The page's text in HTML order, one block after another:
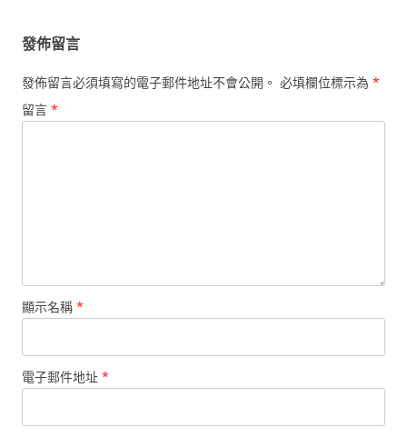
發佈留言
發佈留言必須填寫的電子郵件地址不會公開。 必填欄位標示為 *
留言 *
顯示名稱 *
電子郵件地址 *